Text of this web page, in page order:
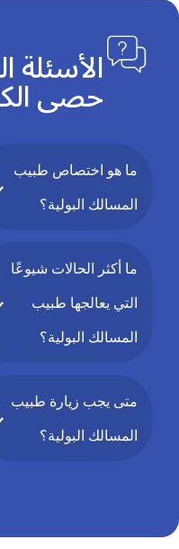
حصى
ما هو اختصاص طبيب
المسالك البولية؟
ما أكثر الحالات شيوعًا
التي يعالجها طبيب
المسالك البولية؟
متى يجب زيارة طبيب
المسالك البولية؟